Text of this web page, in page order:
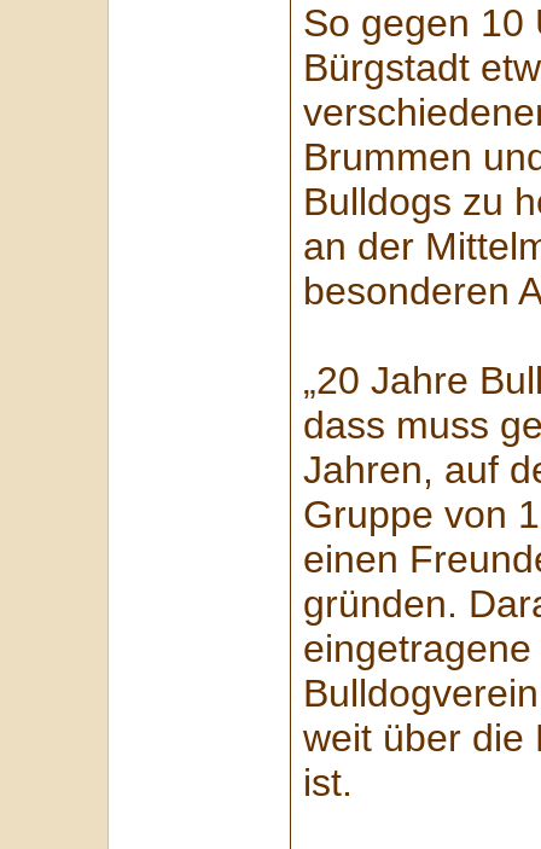
So gegen 10
Bürgstadt
Brummen
Bulldogs zu
an der
besonderen
„20 Jahre
dass muss
Jahren, auf
Gruppe von
einen
gründen.
weit über die
ist.